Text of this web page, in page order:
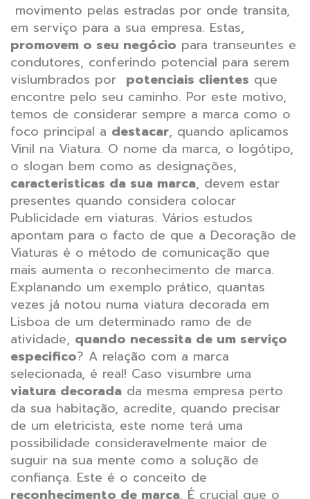
movimento pelas estradas por onde transita,
em serviço para a sua empresa. Estas,
promovem o seu negócio para transeuntes e
condutores, conferindo potencial para serem
vislumbrados por potenciais clientes que
encontre pelo seu caminho. Por este motivo,
temos de considerar sempre a marca como o
foco principal a destacar, quando aplicamos
Vinil na Viatura. O nome da marca, o logótipo,
o slogan bem como as designações,
caracteristicas da sua marca, devem estar
presentes quando considera colocar
Publicidade em viaturas. Vários estudos
apontam para o facto de que a Decoração de
Viaturas é o método de comunicação que
mais aumenta o reconhecimento de marca.
Explanando um exemplo prático, quantas
vezes já notou numa viatura decorada em
Lisboa de um determinado ramo de de
atividade, quando necessita de um serviço
especifico? A relação com a marca
selecionada, é real! Caso visumbre uma
viatura decorada da mesma empresa perto
da sua habitação, acredite, quando precisar
de um eletricista, este nome terá uma
possibilidade consideravelmente maior de
suguir na sua mente como a solução de
confiança. Este é o conceito de
reconhecimento de marca. É crucial que o